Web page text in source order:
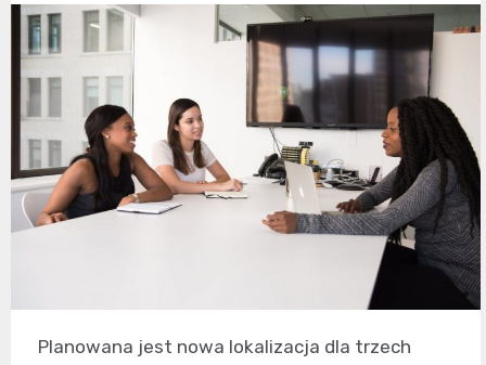
Planowana jest nowa lokalizacja dla trzech